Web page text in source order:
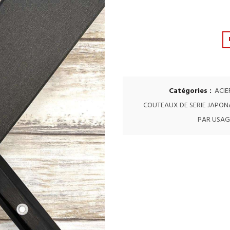
Catégories :
COUTEAUX DE SERIE
PAR